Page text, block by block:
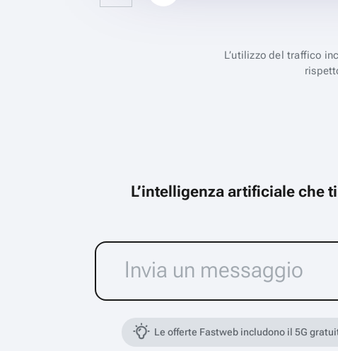
L’utilizzo del traffico
L’intelligenza artificiale che
Le offerte Fastweb includono il 5G